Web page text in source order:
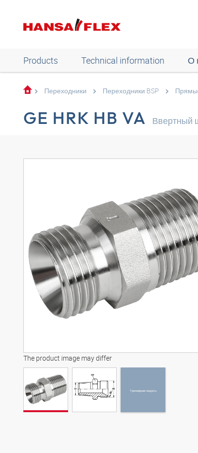
Products Technical information О
Переходники Переходники BSP
GE HRK HB VA Ввертный
The product image may differ
Трехмерная модель
Трехмерная модель